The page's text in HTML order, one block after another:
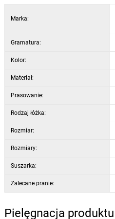
Marka:
Gramatura:
Kolor:
Materiał:
Prasowanie:
Rodzaj łóżka:
Rozmiar:
Rozmiary:
Suszarka:
Zalecane pranie:
Pielęgnacja produktu